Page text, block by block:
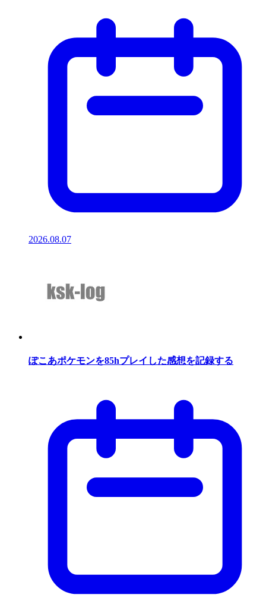
2026.08.07
ぽこあポケモンを85hプレイした感想を記録する